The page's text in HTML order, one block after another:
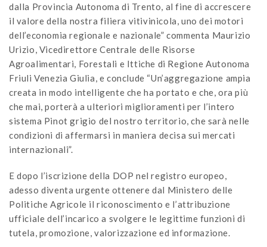
dalla Provincia Autonoma di Trento, al fine di accrescere
il valore della nostra filiera vitivinicola, uno dei motori
dell’economia regionale e nazionale” commenta Maurizio
Urizio, Vicedirettore Centrale delle Risorse
Agroalimentari, Forestali e Ittiche di Regione Autonoma
Friuli Venezia Giulia, e conclude “Un’aggregazione ampia
creata in modo intelligente che ha portato e che, ora più
che mai, porterà a ulteriori miglioramenti per l’intero
sistema Pinot grigio del nostro territorio, che sarà nelle
condizioni di affermarsi in maniera decisa sui mercati
internazionali”.
E dopo l’iscrizione della DOP nel registro europeo,
adesso diventa urgente ottenere dal Ministero delle
Politiche Agricole il riconoscimento e l’attribuzione
ufficiale dell’incarico a svolgere le legittime funzioni di
tutela, promozione, valorizzazione ed informazione.